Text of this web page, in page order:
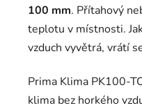
100 mm. Přítahový
teplotu v místnosti.
vzduch vyvětrá, vrátí
Prima Klima PK100-
klima bez horkého